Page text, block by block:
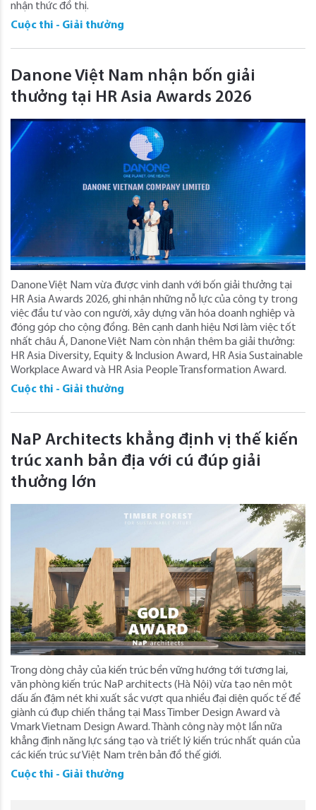
nhận thức đồ thị.
Cuộc thi - Giải thưởng
Danone Việt Nam nhận bốn giải
thưởng tại HR Asia Awards 2026
Danone Việt Nam vừa được vinh danh với bốn giải thưởng tại
HR Asia Awards 2026, ghi nhận những nỗ lực của công ty trong
việc đầu tư vào con người, xây dựng văn hóa doanh nghiệp và
đóng góp cho cộng đồng. Bên cạnh danh hiệu Nơi làm việc tốt
nhất châu Á, Danone Việt Nam còn nhận thêm ba giải thưởng:
HR Asia Diversity, Equity & Inclusion Award, HR Asia Sustainable
Workplace Award và HR Asia People Transformation Award.
Cuộc thi - Giải thưởng
NaP Architects khẳng định vị thế kiến
trúc xanh bản địa với cú đúp giải
thưởng lớn
Trong dòng chảy của kiến trúc bền vững hướng tới tương lai,
văn phòng kiến trúc NaP architects (Hà Nội) vừa tạo nên một
dấu ấn đậm nét khi xuất sắc vượt qua nhiều đại diện quốc tế để
giành cú đụp chiến thắng tại Mass Timber Design Award và
Vmark Vietnam Design Award. Thành công này một lần nữa
khẳng định năng lực sáng tạo và triết lý kiến trúc nhất quán của
các kiến trúc sư Việt Nam trên bản đồ thế giới.
Cuộc thi - Giải thưởng